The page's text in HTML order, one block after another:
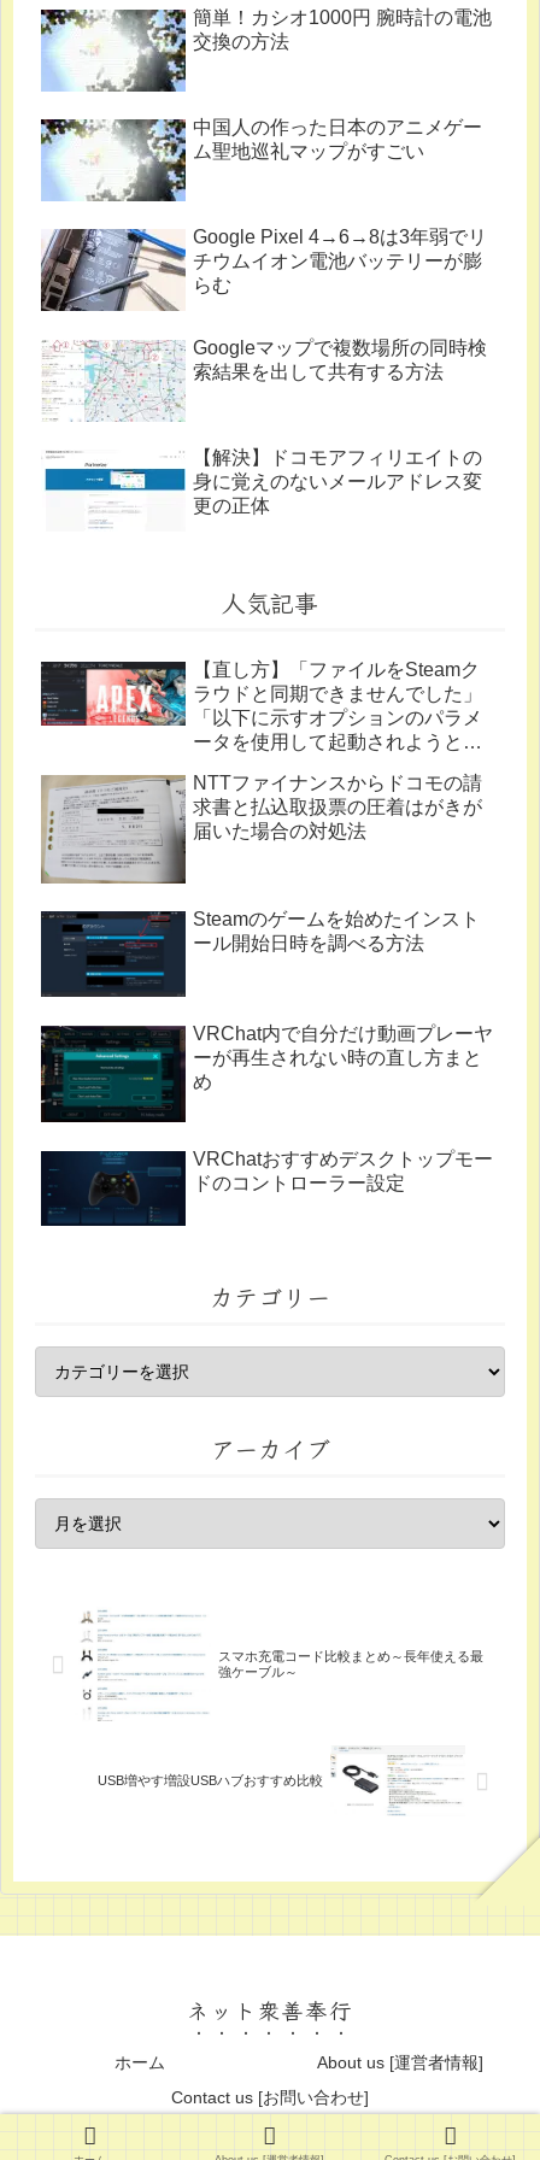
簡単！カシオ1000円 腕時計の電池
交換の方法
中国人の作った日本のアニメゲー
ム聖地巡礼マップがすごい
Google Pixel 4→6→8は3年弱でリ
チウムイオン電池バッテリーが膨
らむ
Googleマップで複数場所の同時検
索結果を出して共有する方法
【解決】ドコモアフィリエイトの
身に覚えのないメールアドレス変
更の正体
人気記事
【直し方】「ファイルをSteamク
ラウドと同期できませんでした」
「以下に示すオプションのパラメ
ータを使用して起動されようとし
NTTファイナンスからドコモの請
求書と払込取扱票の圧着はがきが
届いた場合の対処法
Steamのゲームを始めたインスト
ール開始日時を調べる方法
VRChat内で自分だけ動画プレーヤ
ーが再生されない時の直し方まと
め
VRChatおすすめデスクトップモー
ドのコントローラー設定
カテゴリー
アーカイブ
スマホ充電コード比較まとめ～長年使える最
強ケーブル～
USB増やす増設USBハブおすすめ比較
ネット衆善奉行
ホーム
About us [運営者情報]
Contact us [お問い合わせ]
© 2013 ネット衆善奉行.